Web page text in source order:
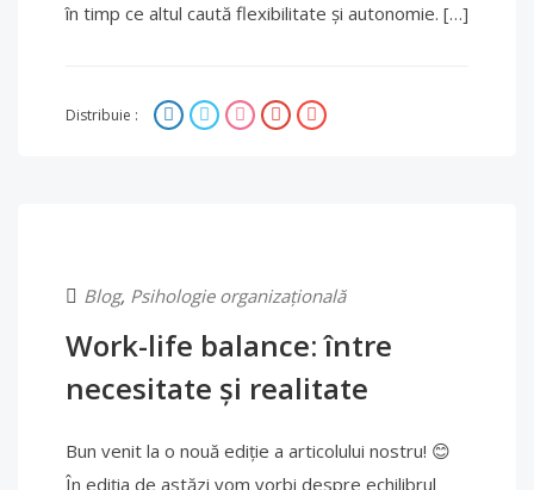
în timp ce altul caută flexibilitate și autonomie. […]
Distribuie :
Blog, Psihologie organizațională
Work-life balance: între
necesitate și realitate
Bun venit la o nouă ediție a articolului nostru! 😊
În ediția de astăzi vom vorbi despre echilibrul